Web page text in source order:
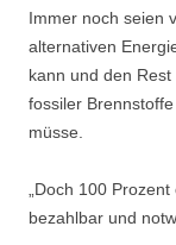
Immer noch seien
alternativen
kann und den
fossiler
müsse.
„Doch 100
bezahlbar und